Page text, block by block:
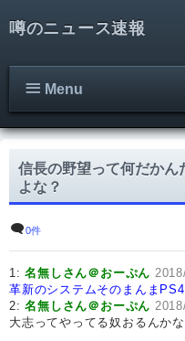
噂のニュース速報
Menu
信長の野望って何だかん
よな？
0件
1:名無しさん＠おーぷん
革新のシステムそのまんま
2:名無しさん＠おーぷん
大志ってやってる奴おるんか